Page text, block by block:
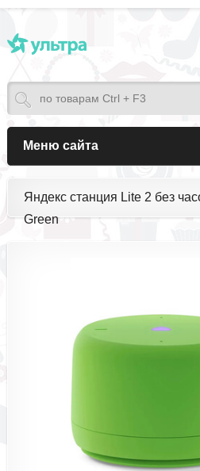
Меню сайта
Яндекс станция Lite 2 без
Green